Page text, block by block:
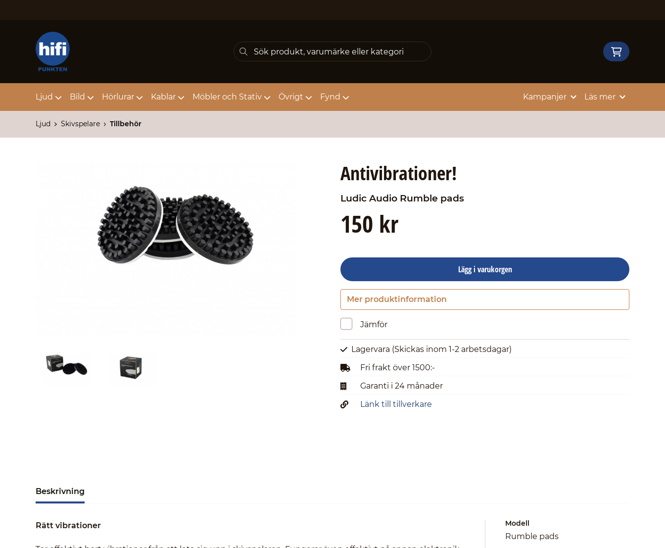
Ljud Bild Hörlurar Kablar Möbler och Stativ Övrigt Fynd Kampanjer Läs mer
Ljud Skivspelare Tillbehör
Antivibrationer!
Ludic Audio Rumble pads
150 kr
Lägg i varukorgen
Mer produktinformation
Jämför
Lagervara (Skickas inom 1-2 arbetsdagar)
Fri frakt över 1500:-
Garanti i 24 månader
Länk till tillverkare
Beskrivning
Rätt vibrationer Modell
Rumble pads